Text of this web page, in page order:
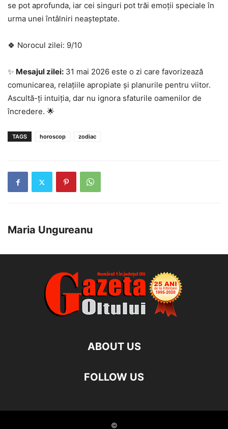
se pot aprofunda, iar cei singuri pot trăi emoții speciale în
urma unei întâlniri neașteptate.
🍀 Norocul zilei: 9/10
✨ Mesajul zilei: 31 mai 2026 este o zi care favorizează
comunicarea, relațiile apropiate și planurile pentru viitor.
Ascultă-ți intuiția, dar nu ignora sfaturile oamenilor de
încredere. 🌟
TAGS horoscop zodiac
Maria Ungureanu
ABOUT US
FOLLOW US
©